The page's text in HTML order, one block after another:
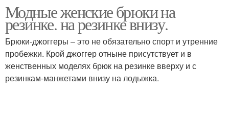
Модные женские брюки на
резинке. на резинке внизу.
Брюки-джоггеры – это не обязательно спорт и утренние
пробежки. Крой джоггер отныне присутствует и в
женственных моделях брюк на резинке вверху и с
резинкам-манжетами внизу на лодыжка.